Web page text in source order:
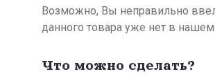
Возможно, Вы неправильно
данного товара уже нет в нашем
Что можно сделать?